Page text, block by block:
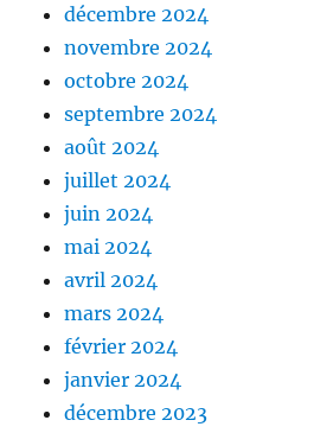
décembre 2024
novembre 2024
octobre 2024
septembre 2024
août 2024
juillet 2024
juin 2024
mai 2024
avril 2024
mars 2024
février 2024
janvier 2024
décembre 2023